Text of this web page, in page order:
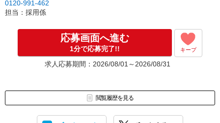
0120-991-462
担当：採用係
応募画面へ進む
1分で応募完了!! キープ
求人応募期間：2026/08/01～2026/08/31
閲覧履歴を見る